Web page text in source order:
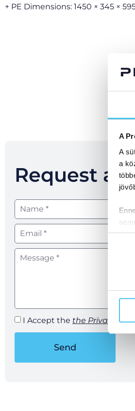
A
A
a
+ PE Dimensions: 1450 × 345 ×
Request a
I Accept the the Privacy
Send